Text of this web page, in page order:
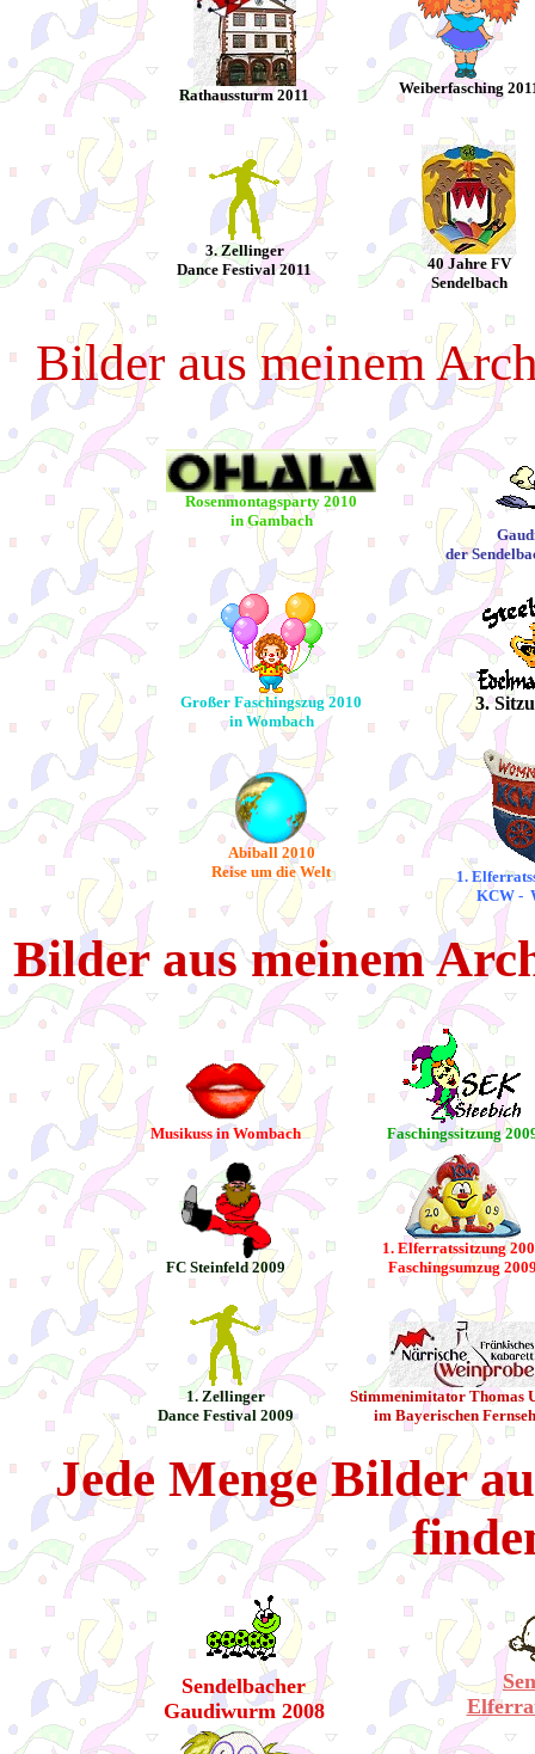
Rathaussturm 2011 Weiberfasching
3. Zellinger
Dance Festival 2011
40 Jahre FV
Sendelbach
Bilder aus meinem
Rosenmontagsparty 2010
in Gambach
der
Großer Faschingszug 2010
in Wombach
3.
Abiball 2010
Reise um die Welt
1.
KCW -
Bilder aus meinem
Musikuss in Wombach Faschingssitzung
FC Steinfeld 2009
1. Elferratssitzung
Faschingsumzug
1. Zellinger
Dance Festival 2009
Stimmenimitator Thomas
im Bayerischen
Jede Menge Bilder
Sendelbacher
Gaudiwurm 2008